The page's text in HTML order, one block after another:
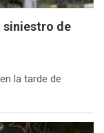
siniestro de
la tarde de